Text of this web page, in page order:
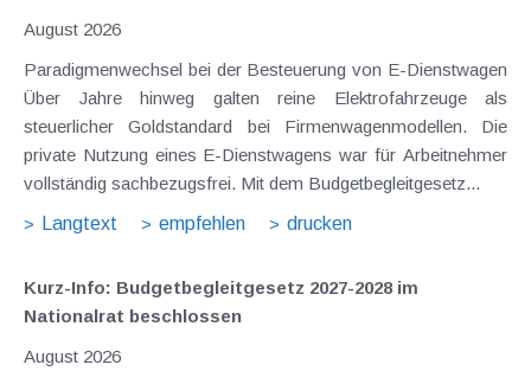
August 2026
Paradigmenwechsel bei der Besteuerung von E-Dienstwagen
Über Jahre hinweg galten reine Elektrofahrzeuge als
steuerlicher Goldstandard bei Firmenwagenmodellen. Die
private Nutzung eines E-Dienstwagens war für Arbeitnehmer
vollständig sachbezugsfrei. Mit dem Budgetbegleitgesetz...
Langtext
empfehlen drucken
Kurz-Info: Budgetbegleitgesetz 2027-2028 im
Nationalrat beschlossen
August 2026